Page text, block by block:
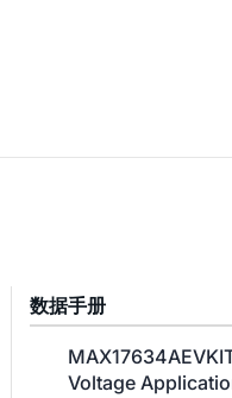
数据手册
Voltage